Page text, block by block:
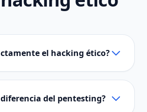
el hacking ético?
diferencia del pentesting?